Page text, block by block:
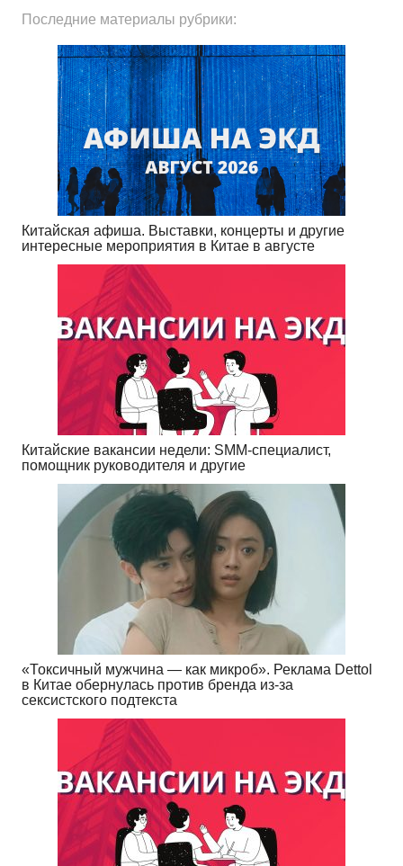
Последние материалы рубрики:
Китайская афиша. Выставки, концерты и другие
интересные мероприятия в Китае в августе
Китайские вакансии недели: SMM-специалист,
помощник руководителя и другие
«Токсичный мужчина — как микроб». Реклама Dettol
в Китае обернулась против бренда из-за
сексистского подтекста